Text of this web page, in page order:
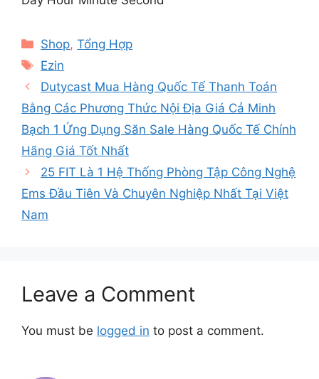
Categories
Shop,Tổng Hợp
Tags
Ezin
Dutycast Mua Hàng Quốc Tế Thanh Toán
Bằng Các Phương Thức Nội Địa Giá Cả Minh
Bạch 1 Ứng Dụng Săn Sale Hàng Quốc Tế Chính
Hãng Giá Tốt Nhất
25 FIT Là 1 Hệ Thống Phòng Tập Công Nghệ
Ems Đầu Tiên Và Chuyên Nghiệp Nhất Tại Việt
Nam
Leave a Comment
You must be logged in to post a comment.